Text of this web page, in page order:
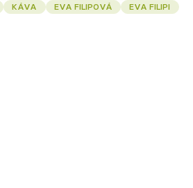
KÁVA EVA FILIPOVÁ EVA FILIPI